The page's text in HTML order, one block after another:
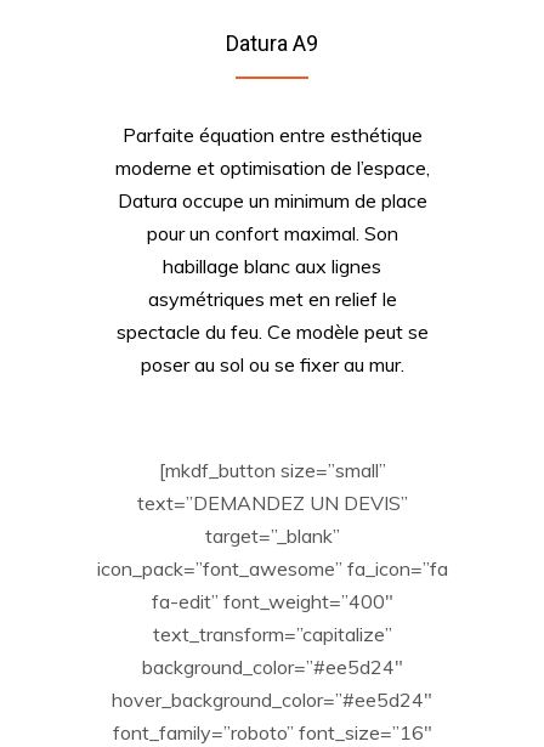
Datura A9
Parfaite équation entre esthétique
moderne et optimisation de l’espace,
Datura occupe un minimum de place
pour un confort maximal. Son
habillage blanc aux lignes
asymétriques met en relief le
spectacle du feu. Ce modèle peut se
poser au sol ou se fixer au mur.
[mkdf_button size=”small”
text=”DEMANDEZ UN DEVIS”
target=”_blank”
icon_pack=”font_awesome” fa_icon=”fa
fa-edit” font_weight=”400″
text_transform=”capitalize”
background_color=”#ee5d24″
hover_background_color=”#ee5d24″
font_family=”roboto” font_size=”16″